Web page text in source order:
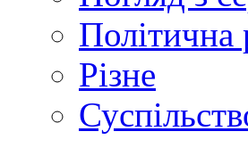
Політична
Різне